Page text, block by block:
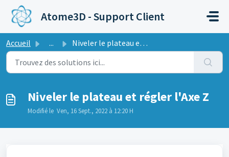
Passer au contenu principal
Atome3D - Support Client
Accueil ... Niveler le plateau et régler l'Axe Z
Niveler le plateau et régler l'Axe Z
Modifié le Ven, 16 Sept., 2022 à 12:20 H